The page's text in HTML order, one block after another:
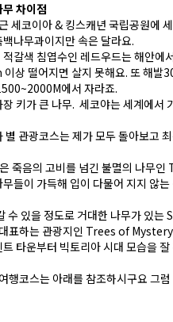
차이점
세코이아 & 킹스캐년 국립공원에
나무과이지만 속은 달라요.
갈색 침엽수인 레드우드는 해안
상 떨어지면 살지 못해요. 또 해발
에서 자라죠.
키가 큰 나무. 세코야는 세계에서
별 관광코스는 제가 모두 돌아보고
죽음의 고비를 넘긴 불멸의 나
무들이 가득해 입이 다물어 지지
수 있을 정도로 거대한 나무가 있
표하는 관광지인 Trees of Mystery
타운부터 빅토리아 시대 모습을
행코스는 아래를 참조하시구요 그